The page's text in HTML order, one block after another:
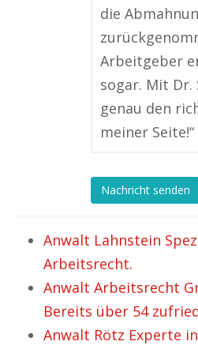
die
Arbeitgeber
sogar. Mit Dr.
genau den
meiner Seite!“
Nachricht senden
Anwalt Lahnstein
Arbeitsrecht.
Anwalt Arbeitsrecht
Bereits über 54
Anwalt Rötz Experte